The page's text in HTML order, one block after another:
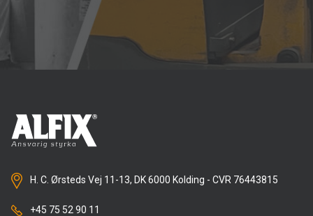
H. C. Ørsteds Vej 11-13, DK 6000 Kolding - CVR 76443815
+45 75 52 90 11